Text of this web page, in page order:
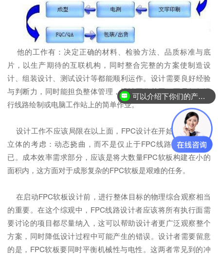
他的工作有：决定正确的材料、检验方法、品质标准与底
片，以生产期待的互联机构，同时整合完整的方案使制造设
计、组装设计、测试设计等都能顺利运作。设计需要良好经验
与判断力，同时能担负整体管理，设计工作范围，不是仅仅进
行线路绘制或电脑工作站上的简单作业。
设计工作不应该局限在以上面，FPC设计在开始时还会包含
立体的考虑：动态挠曲，而不是仅止于FPC线路图形设计而
已。成本效率需求部分，应该是将大数量FPC软板构建在小的
面积内，这方面对于成形复杂的FPC软板是艰难的任务。
在启动FPC软板设计前，进行整体目标的物理综合观察相当
的重要。在这个综观中，FPC线路设计者应该将所有执行面需
要讨论的项目都尽量纳入，这可以帮助设计者更广泛观察整个
方案，同时降低设计过程中可能产生的错误。设计者需要留意
的是，FPC软板要同时平衡机械性与电性。这两者常见到的冲
可以介绍下你们的产品么？
你们是怎么收费的呢？